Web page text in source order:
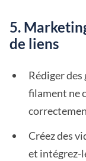
5.
de liens
Rédiger
filament ne
Créez des
et intégrez-